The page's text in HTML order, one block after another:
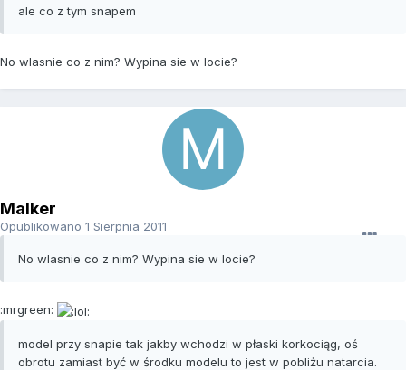
ale co z tym snapem
No wlasnie co z nim? Wypina sie w locie?
Malker
Opublikowano 1 Sierpnia 2011
No wlasnie co z nim? Wypina sie w locie?
:mrgreen:
model przy snapie tak jakby wchodzi w płaski korkociąg, oś
obrotu zamiast być w środku modelu to jest w pobliżu natarcia.